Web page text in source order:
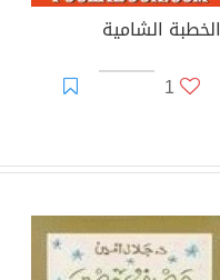
الخطبة الشامية
1